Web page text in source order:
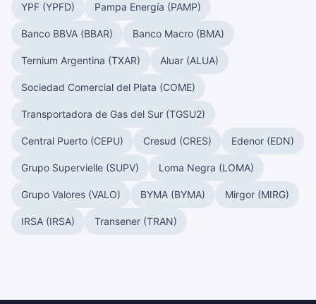
YPF (YPFD) Pampa Energía (PAMP)
Banco BBVA (BBAR) Banco Macro (BMA)
Ternium Argentina (TXAR) Aluar (ALUA)
Sociedad Comercial del Plata (COME)
Transportadora de Gas del Sur (TGSU2)
Central Puerto (CEPU) Cresud (CRES) Edenor (EDN)
Grupo Supervielle (SUPV) Loma Negra (LOMA)
Grupo Valores (VALO) BYMA (BYMA) Mirgor (MIRG)
IRSA (IRSA) Transener (TRAN)